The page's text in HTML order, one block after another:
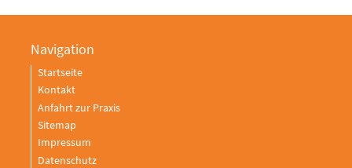
Navigation
Startseite
Kontakt
Anfahrt zur Praxis
Sitemap
Impressum
Datenschutz